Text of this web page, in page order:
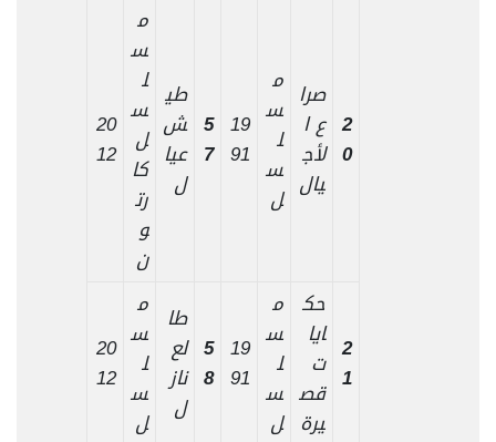
2
0
صرا
ع ا
لأج
يال
م
س
ل
س
ل
19
91
5
7
طي
ش
عيا
ل
م
س
ل
س
ل
كا
رت
و
ن
20
12
2
1
حك
ايا
ت
قص
يرة
م
س
ل
س
ل
19
91
5
8
طا
لع
ناز
ل
م
س
ل
س
ل
20
12